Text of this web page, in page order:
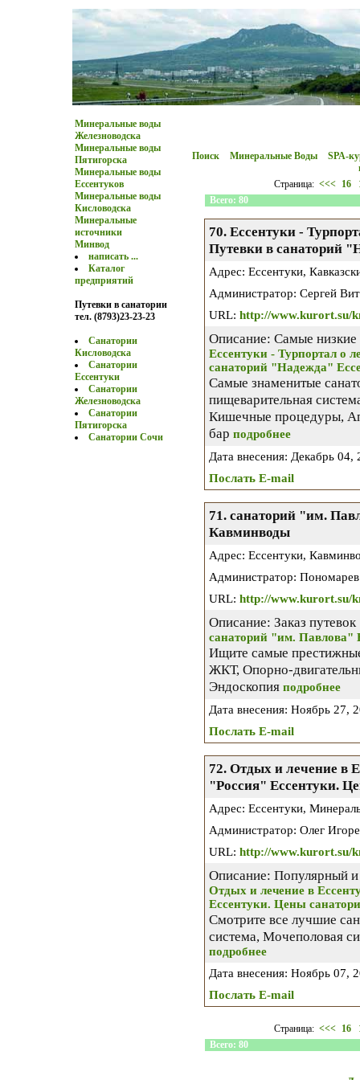
Минеральные воды
Железноводска
Минеральные воды
Пятигорска
Минеральные воды
Ессентуков
Минеральные воды
Кисловодска
Минеральные
источники
Минвод
написать ...
Каталог
предприятий
Путевки в санатории
тел. (8793)23-23-23
Санатории
Кисловодска
Санатории
Ессентуки
Санатории
Железноводска
Санатории
Пятигорска
Санатории Сочи
Поиск Минеральные Воды
SPA-
Страница: <<< 16
Всего: 80
70. Ессентуки -
Путевки в санаторий
Адрес: Ессентуки,
Администратор: Сергей
URL: http://www.kurort.su/
Описание: Самые
Ессентуки - Турпортал о
санаторий "Надежда"
Самые знаменитые
пищеварительная
Кишечные процедуры,
бар подробнее
Дата внесения: Декабрь
Послать E-mail
71. санаторий "им.
Кавминводы
Адрес: Ессентуки,
Администратор:
URL: http://www.kurort.su/
Описание: Заказ путевок
санаторий "им. Павлова"
Ищите самые
ЖКТ, Опорно-
Эндоскопия подробнее
Дата внесения: Ноябрь 27,
Послать E-mail
72. Отдых и лечение в
"Россия" Ессентуки.
Адрес: Ессентуки,
Администратор: Олег
URL: http://www.kurort.su/
Описание: Популярный и
Отдых и лечение в
Ессентуки. Цены
Смотрите все лучшие
система, Мочеполовая
подробнее
Дата внесения: Ноябрь 07,
Послать E-mail
Страница: <<< 16
Всего: 80